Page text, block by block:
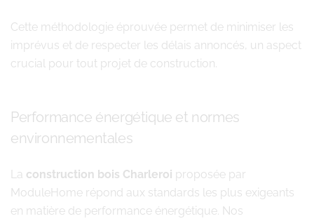
Cette méthodologie éprouvée permet de minimiser les
imprévus et de respecter les délais annoncés, un aspect
crucial pour tout projet de construction.
Performance énergétique et normes
environnementales
La construction bois Charleroi proposée par
ModuleHome répond aux standards les plus exigeants
en matière de performance énergétique. Nos